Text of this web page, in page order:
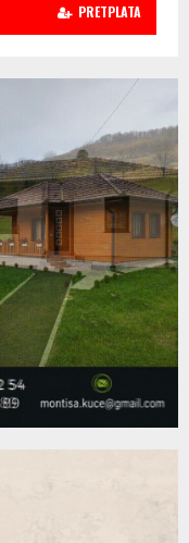
PRETPLATA